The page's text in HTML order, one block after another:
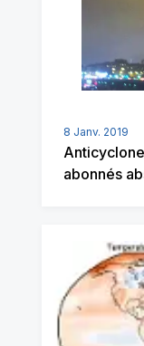
8 Janv. 2019
abonnés